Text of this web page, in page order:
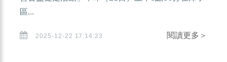
區...
2025-12-22 17:14:23 閱讀更多＞